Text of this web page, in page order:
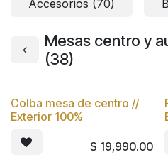
Accesorios (70)
Mesas centro y
(38)
Colba mesa de centro //
Exterior 100%
$ 19,990.00